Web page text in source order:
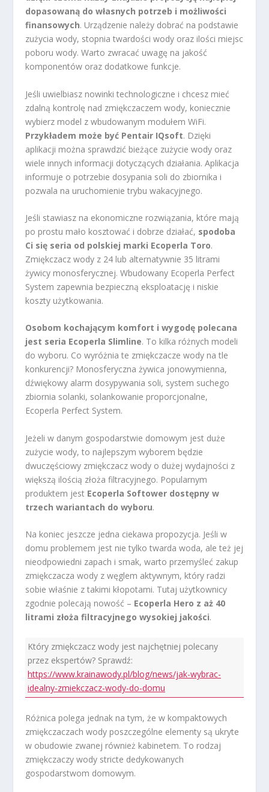
dopasowaną do własnych potrzeb i możliwości
finansowych. Urządzenie należy dobrać na podstawie
zużycia wody, stopnia twardości wody oraz ilości miejsc
poboru wody. Warto zwracać uwagę na jakość
komponentów oraz dodatkowe funkcje.
Jeśli uwielbiasz nowinki technologiczne i chcesz mieć
zdalną kontrolę nad zmiękczaczem wody, koniecznie
wybierz model z wbudowanym modułem WiFi.
Przykładem może być Pentair IQsoft. Dzięki
aplikacji można sprawdzić bieżące zużycie wody oraz
wiele innych informacji dotyczących działania. Aplikacja
informuje o potrzebie dosypania soli do zbiornika i
pozwala na uruchomienie trybu wakacyjnego.
Jeśli stawiasz na ekonomiczne rozwiązania, które mają
po prostu mało kosztować i dobrze działać, spodoba
Ci się seria od polskiej marki Ecoperla Toro.
Zmiękczacz wody z 24 lub alternatywnie 35 litrami
żywicy monosferycznej. Wbudowany Ecoperla Perfect
System zapewnia bezpieczną eksploatację i niskie
koszty użytkowania.
Osobom kochającym komfort i wygodę polecana
jest seria Ecoperla Slimline. To kilka różnych modeli
do wyboru. Co wyróżnia te zmiękczacze wody na tle
konkurencji? Monosferyczna żywica jonowymienna,
dźwiękowy alarm dosypywania soli, system suchego
zbiornia solanki, solankowanie proporcjonalne,
Ecoperla Perfect System.
Jeżeli w danym gospodarstwie domowym jest duże
zużycie wody, to najlepszym wyborem będzie
dwuczęściowy zmiękczacz wody o dużej wydajności z
większą ilością złoża filtracyjnego. Popularnym
produktem jest Ecoperla Softower dostępny w
trzech wariantach do wyboru.
Na koniec jeszcze jedna ciekawa propozycja. Jeśli w
domu problemem jest nie tylko twarda woda, ale też jej
nieodpowiedni zapach i smak, warto przemyśleć zakup
zmiękczacza wody z węglem aktywnym, który radzi
sobie właśnie z takimi kłopotami. Tutaj użytkownicy
zgodnie polecają nowość – Ecoperla Hero z aż 40
litrami złoża filtracyjnego wysokiej jakości.
Który zmiękczacz wody jest najchętniej polecany
przez ekspertów? Sprawdź:
https://www.krainawody.pl/blog/news/jak-wybrac-
idealny-zmiekczacz-wody-do-domu
Różnica polega jednak na tym, że w kompaktowych
zmiękczaczach wody poszczególne elementy są ukryte
w obudowie zwanej również kabinetem. To rodzaj
zmiękczaczy wody stricte dedykowanych
gospodarstwom domowym.